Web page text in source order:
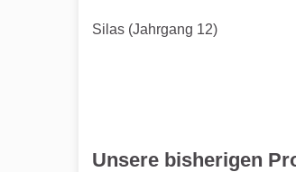
Silas (Jahrgang 12)
Unsere bisherigen